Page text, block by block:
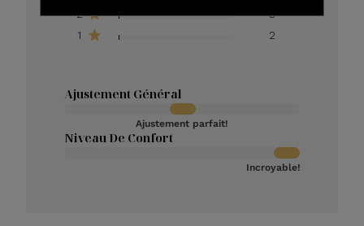
2
3
1
2
Ajustement Général
Ajustement parfait!
Niveau De Confort
Incroyable!